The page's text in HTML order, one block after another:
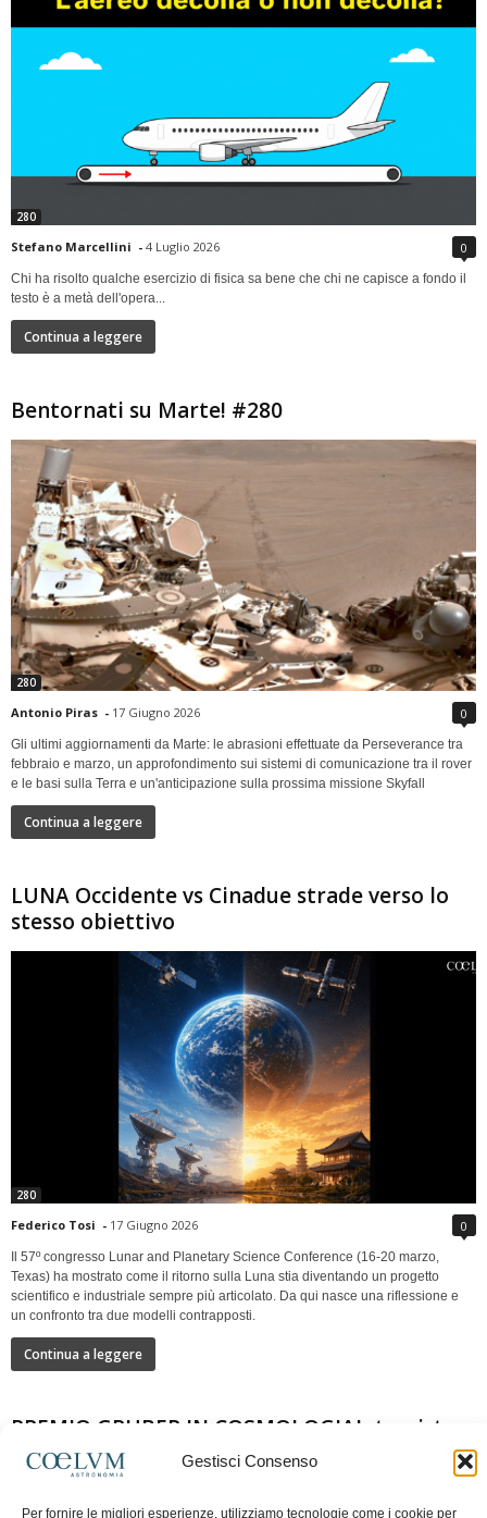
Gestisci Consenso
Per fornire le migliori esperienze, utilizziamo tecnologie come i cookie per
280
Stefano Marcellini - 4 Luglio 2026 0
Chi ha risolto qualche esercizio di fisica sa bene che chi ne capisce a fondo il
testo è a metà dell'opera...
Continua a leggere
Bentornati su Marte! #280
280
Antonio Piras - 17 Giugno 2026 0
Gli ultimi aggiornamenti da Marte: le abrasioni effettuate da Perseverance tra
febbraio e marzo, un approfondimento sui sistemi di comunicazione tra il rover
e le basi sulla Terra e un'anticipazione sulla prossima missione Skyfall
Continua a leggere
LUNA Occidente vs Cinadue strade verso lo
stesso obiettivo
280
Federico Tosi - 17 Giugno 2026 0
Il 57º congresso Lunar and Planetary Science Conference (16-20 marzo,
Texas) ha mostrato come il ritorno sulla Luna stia diventando un progetto
scientifico e industriale sempre più articolato. Da qui nasce una riflessione e
un confronto tra due modelli contrapposti.
Continua a leggere
PREMIO GRUBER IN COSMOLOGIAIntervista a
Nazzareno Mandolesi